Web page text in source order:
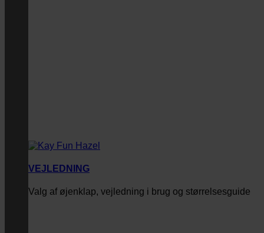
VEJLEDNING
Valg af øjenklap, vejledning i brug og størrelsesguide